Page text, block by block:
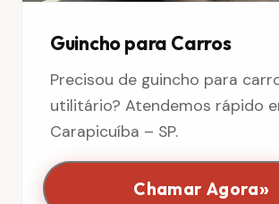
Guincho para Carros
Precisou de guincho para
utilitário? Atendemos rápido
Carapicuíba – SP.
Chamar Agora»